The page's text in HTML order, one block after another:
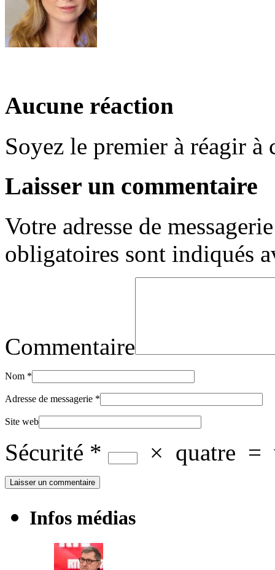
Aucune réaction
Soyez le premier à réagir à
Laisser un commentaire
Votre adresse de
obligatoires sont indiqués
Commentaire
Nom *
Adresse de messagerie *
Site web
Sécurité * × quatre =
Infos médias